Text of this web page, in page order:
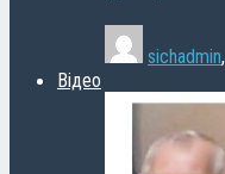
sichadmin,
Відео